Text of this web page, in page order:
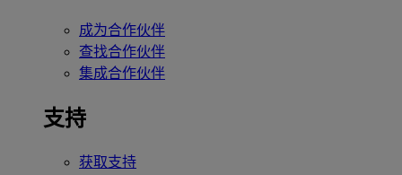
成为合作伙伴
查找合作伙伴
集成合作伙伴
支持
获取支持